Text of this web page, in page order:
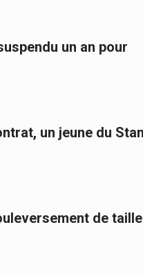
un an pour
un jeune du
de